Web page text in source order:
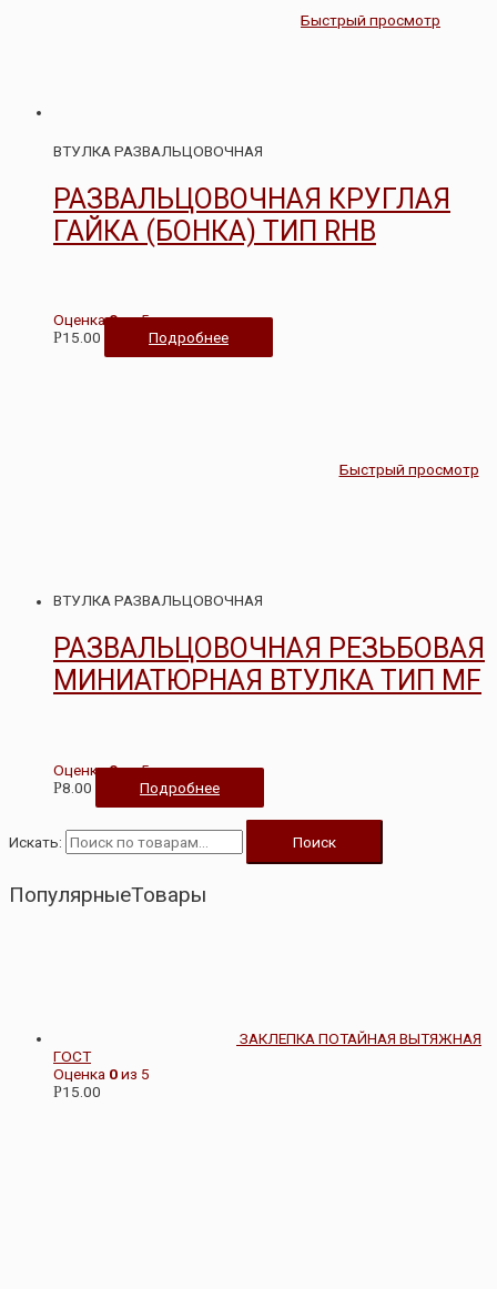
Быстрый просмотр
ВТУЛКА РАЗВАЛЬЦОВОЧНАЯ
РАЗВАЛЬЦОВОЧНАЯ КРУГЛАЯ
ГАЙКА (БОНКА) ТИП RHB
Оценка0из 5
Р15.00 Подробнее
Быстрый просмотр
ВТУЛКА РАЗВАЛЬЦОВОЧНАЯ
РАЗВАЛЬЦОВОЧНАЯ РЕЗЬБОВАЯ
МИНИАТЮРНАЯ ВТУЛКА ТИП MF
Оценка0из 5
Р8.00 Подробнее
Искать: Поиск
ПопулярныеТовары
ЗАКЛЕПКА ПОТАЙНАЯ ВЫТЯЖНАЯ
ГОСТ
Оценка 0из 5
Р15.00